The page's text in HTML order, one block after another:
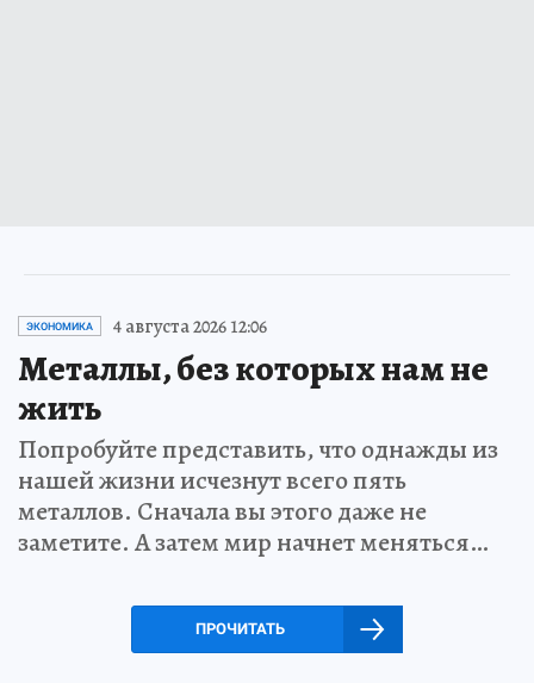
ЭКОНОМИКА 4 августа 2026 12:06
Металлы, без которых нам не
жить
Попробуйте представить, что однажды из
нашей жизни исчезнут всего пять
металлов. Сначала вы этого даже не
заметите. А затем мир начнет меняться…
ПРОЧИТАТЬ